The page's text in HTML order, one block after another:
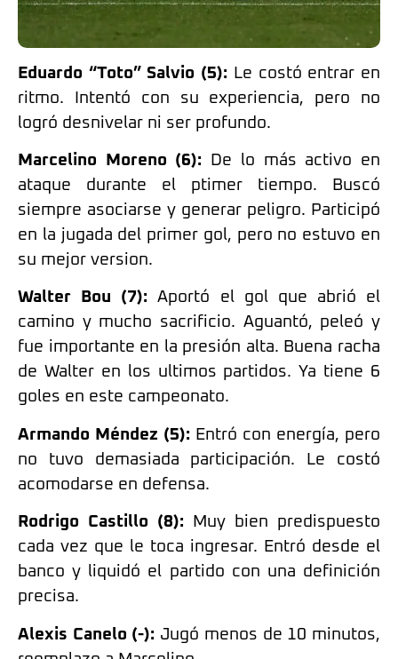
Eduardo “Toto” Salvio (5): Le costó entrar en
ritmo. Intentó con su experiencia, pero no
logró desnivelar ni ser profundo.
Marcelino Moreno (6): De lo más activo en
ataque durante el ptimer tiempo. Buscó
siempre asociarse y generar peligro. Participó
en la jugada del primer gol, pero no estuvo en
su mejor version.
Walter Bou (7): Aportó el gol que abrió el
camino y mucho sacrificio. Aguantó, peleó y
fue importante en la presión alta. Buena racha
de Walter en los ultimos partidos. Ya tiene 6
goles en este campeonato.
Armando Méndez (5): Entró con energía, pero
no tuvo demasiada participación. Le costó
acomodarse en defensa.
Rodrigo Castillo (8): Muy bien predispuesto
cada vez que le toca ingresar. Entró desde el
banco y liquidó el partido con una definición
precisa.
Alexis Canelo (-): Jugó menos de 10 minutos,